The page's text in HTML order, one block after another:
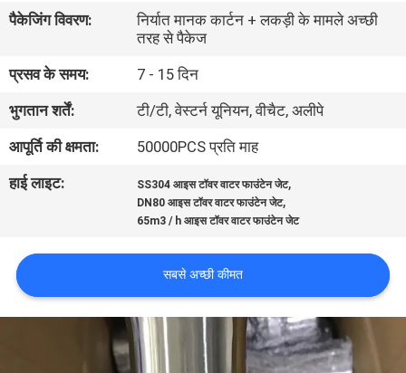
गुणवत्ता
संपर्क
करें
एक
की
विनती
करे
पैकेजिंग विवरण:
निर्यात मानक कार्टन + लकड़ी के मामले अच्छी
तरह से पैकेज
प्रसव के समय:
7 - 15 दिन
भुगतान शर्तें:
टी/टी, वेस्टर्न यूनियन, वीचैट, अलीपे
आपूर्ति की क्षमता:
50000PCS प्रति माह
हाई लाइट:
SS304 आइस टॉवर वाटर फाउंटेन जेट,
DN80 आइस टॉवर वाटर फाउंटेन जेट,
65m3 / h आइस टॉवर वाटर फाउंटेन जेट
सबसे अच्छी कीमत